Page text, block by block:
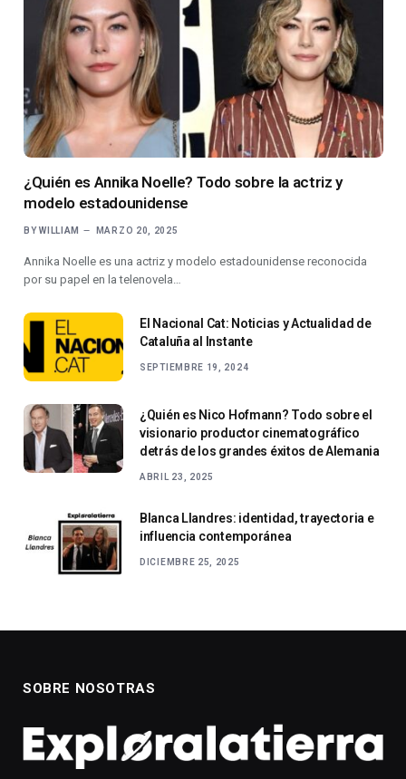
¿Quién es Annika Noelle? Todo sobre la actriz y
modelo estadounidense
BY WILLIAM MARZO 20, 2025
Annika Noelle es una actriz y modelo estadounidense reconocida
por su papel en la telenovela…
El Nacional Cat: Noticias y Actualidad de
Cataluña al Instante
SEPTIEMBRE 19, 2024
¿Quién es Nico Hofmann? Todo sobre el
visionario productor cinematográfico
detrás de los grandes éxitos de Alemania
ABRIL 23, 2025
Blanca Llandres: identidad, trayectoria e
influencia contemporánea
DICIEMBRE 25, 2025
SOBRE NOSOTRAS